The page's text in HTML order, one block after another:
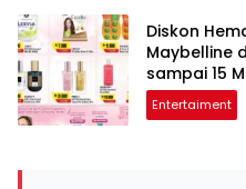
Diskon
Maybelline
sampai 15
Entertaiment